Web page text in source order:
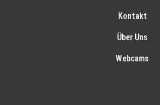
Kontakt
Über Uns
Webcams